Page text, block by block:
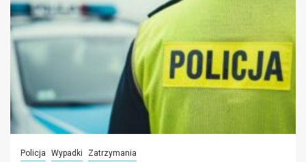
Policja Wypadki Zatrzymania